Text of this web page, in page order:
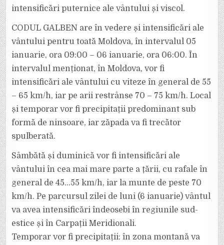
PUTERE
MAI
ALES
DUMINICĂ
SEARA
ȘI
intensificări puternice ale vântului și viscol.
CODUL GALBEN are în vedere și intensificări ale
vântului pentru toată Moldova, în intervalul 05
ianuarie, ora 09:00 – 06 ianuarie, ora 06:00. În
intervalul menționat, în Moldova, vor fi
intensificări ale vântului cu viteze în general de 55
– 65 km/h, iar pe arii restrânse 70 – 75 km/h. Local
și temporar vor fi precipitații predominant sub
formă de ninsoare, iar zăpada va fi trecător
spulberată.
Sâmbătă și duminică vor fi intensificări ale
vântului în cea mai mare parte a țării, cu rafale în
general de 45…55 km/h, iar la munte de peste 70
km/h. Pe parcursul zilei de luni (6 ianuarie) vântul
va avea intensificări îndeosebi în regiunile sud-
estice și în Carpații Meridionali.
Temporar vor fi precipitații: în zona montană va